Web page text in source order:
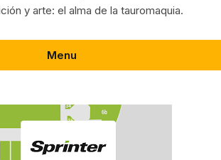
y arte: el alma de la tauromaquia.
Menu